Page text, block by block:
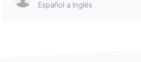
Español a Inglés